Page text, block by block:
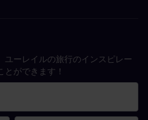
ユーレイルの旅行のインスピレー
ができます！